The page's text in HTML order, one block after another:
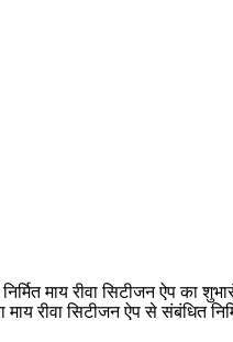
निर्मित माय रीवा सिटीजन
रीवा सिटीजन ऐप से संबंधित